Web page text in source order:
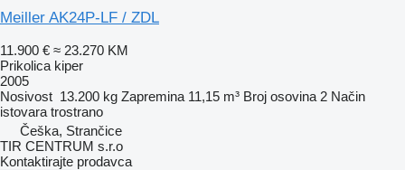
Meiller AK24P-LF / ZDL
11.900 € ≈ 23.270 KM
Prikolica kiper
2005
Nosivost 13.200 kg Zapremina 11,15 m³ Broj osovina 2 Način
istovara trostrano
Češka, Strančice
TIR CENTRUM s.r.o
Kontaktirajte prodavca